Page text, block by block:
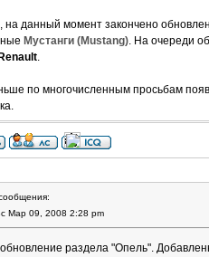
на данный момент закончено
Мустанги (Mustang). На очереди
.
по многочисленным просьбам
Мар 09, 2008 2:28 pm
раздела "Опель".